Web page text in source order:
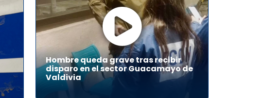
Hombre queda grave tras recibir
disparo en el sector Guacamayo de
Valdivia